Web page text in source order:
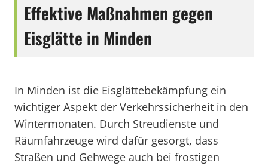
Effektive Maßnahmen gegen
Eisglätte in Minden
In Minden ist die Eisglättebekämpfung ein
wichtiger Aspekt der Verkehrssicherheit in den
Wintermonaten. Durch Streudienste und
Räumfahrzeuge wird dafür gesorgt, dass
Straßen und Gehwege auch bei frostigen